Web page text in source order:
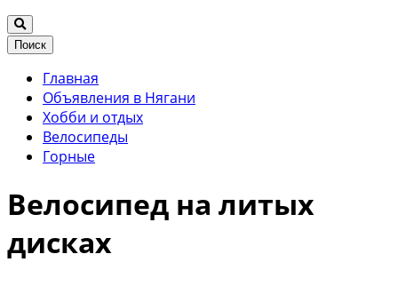
Поиск
Главная
Объявления в Нягани
Хобби и отдых
Велосипеды
Горные
Велосипед на литых
дисках